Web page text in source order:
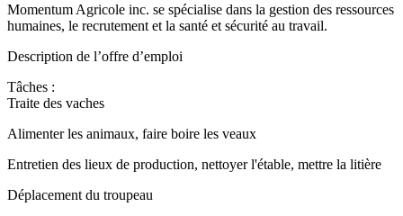
Momentum Agricole inc. se spécialise dans la gestion des ressources
humaines, le recrutement et la santé et sécurité au travail.
Description de l’offre d’emploi
Tâches :
Traite des vaches
Alimenter les animaux, faire boire les veaux
Entretien des lieux de production, nettoyer l'étable, mettre la litière
Déplacement du troupeau